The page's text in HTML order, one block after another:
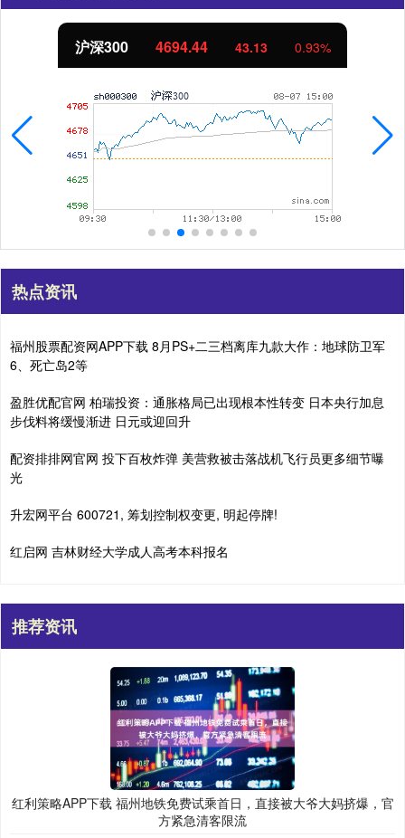
北证50 1134.24 11.37
热点资讯
福州股票配资网APP下载 8月PS+二三档离库九款大作：地球防卫军
6、死亡岛2等
盈胜优配官网 柏瑞投资：通胀格局已出现根本性转变 日本央行加息
步伐料将缓慢渐进 日元或迎回升
配资排排网官网 投下百枚炸弹 美营救被击落战机飞行员更多细节曝
光
升宏网平台 600721, 筹划控制权变更, 明起停牌!
红启网 吉林财经大学成人高考本科报名
推荐资讯
红利策略APP下载 福州地铁免费试乘首日，直接被大爷大妈挤爆，官
方紧急清客限流